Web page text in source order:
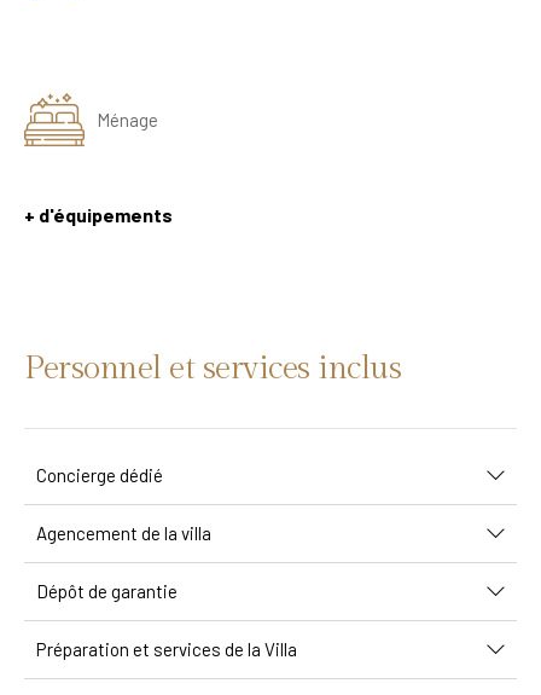
Ménage
+ d'équipements
Personnel et services inclus
Concierge dédié
Agencement de la villa
Dépôt de garantie
Préparation et services de la Villa